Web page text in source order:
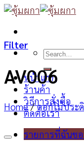
Skip
content
Search
หน้าแรก
ร้านค้า
วิธีการสั่งซื้อ
ติดต่อเรา
รายการที่ฉันช
Filter
AV006
Home / ดอกไม้ประ